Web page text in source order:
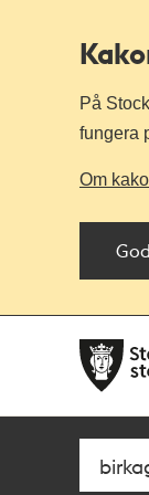
På
fungera
Om
navigationen
huvudinnehållet
Sök